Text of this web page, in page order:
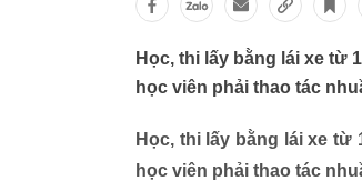
Học, thi lấy bằng lái xe từ
học viên phải thao tác
Học, thi lấy bằng lái xe
học viên phải thao tác